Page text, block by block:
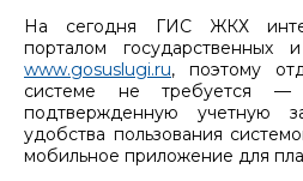
На сегодня ГИС ЖКХ
порталом государственных
www.gosuslugi.ru, поэтому
системе не требуется
подтвержденную учетную
удобства пользования
мобильное приложение для